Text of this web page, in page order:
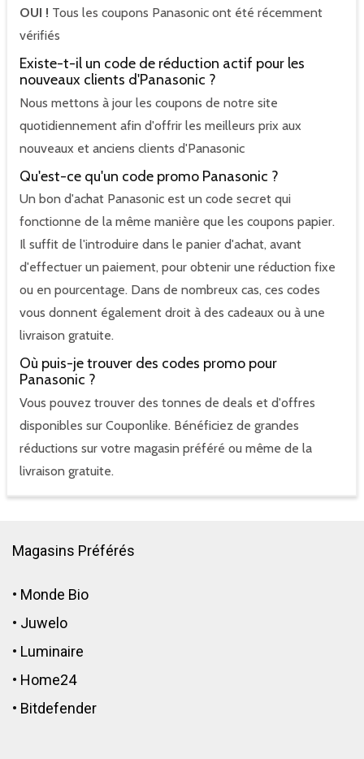
OUI ! Tous les coupons Panasonic ont été récemment
vérifiés
Existe-t-il un code de réduction actif pour les
nouveaux clients d'Panasonic ?
Nous mettons à jour les coupons de notre site
quotidiennement afin d'offrir les meilleurs prix aux
nouveaux et anciens clients d'Panasonic
Qu'est-ce qu'un code promo Panasonic ?
Un bon d'achat Panasonic est un code secret qui
fonctionne de la même manière que les coupons papier.
Il suffit de l'introduire dans le panier d'achat, avant
d'effectuer un paiement, pour obtenir une réduction fixe
ou en pourcentage. Dans de nombreux cas, ces codes
vous donnent également droit à des cadeaux ou à une
livraison gratuite.
Où puis-je trouver des codes promo pour
Panasonic ?
Vous pouvez trouver des tonnes de deals et d'offres
disponibles sur Couponlike. Bénéficiez de grandes
réductions sur votre magasin préféré ou même de la
livraison gratuite.
Magasins Préférés
• Monde Bio
• Juwelo
• Luminaire
• Home24
• Bitdefender